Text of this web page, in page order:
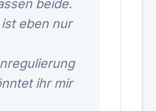
beide.
eben nur
ihr mir